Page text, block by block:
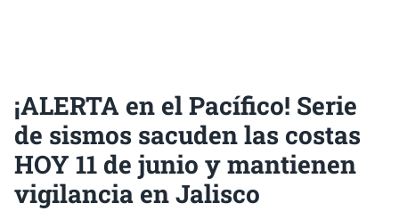
¡ALERTA en el Pacífico! Serie
de sismos sacuden las costas
HOY 11 de junio y mantienen
vigilancia en Jalisco